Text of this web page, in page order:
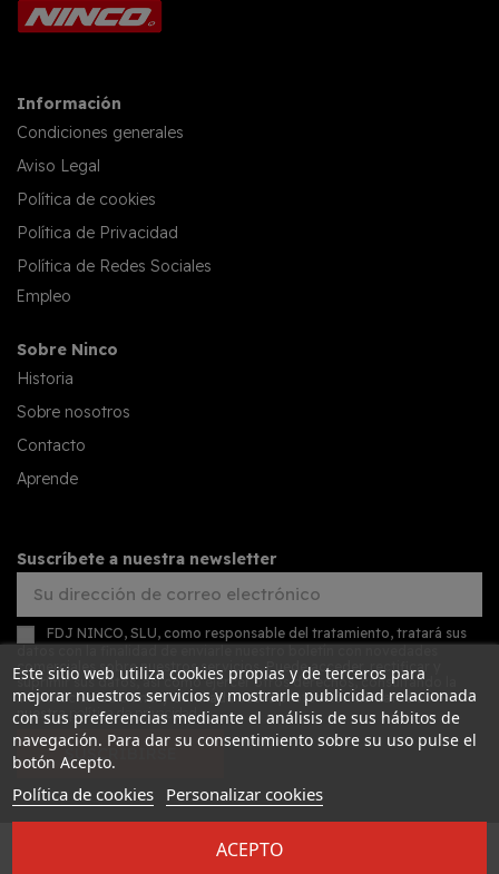
Información
Condiciones generales
Aviso Legal
Política de cookies
Política de Privacidad
Política de Redes Sociales
Empleo
Sobre Ninco
Historia
Sobre nosotros
Contacto
Aprende
Suscríbete a nuestra newsletter
FDJ NINCO, SLU, como responsable del tratamiento, tratará sus
comerciales sobre nuestros servicios. Puede acceder, rectificar y
suprimir sus datos, así como ejercer otros derechos, consultando la
información adicional y detallada sobre protección de datos en
nuestra política de privacidad
SUSCRIBIRSE
Desarrollado por
Este sitio web utiliza cookies propias y de terceros para
mejorar nuestros servicios y mostrarle publicidad relacionada
con sus preferencias mediante el análisis de sus hábitos de
navegación. Para dar su consentimiento sobre su uso pulse el
botón Acepto.
Política de cookies Personalizar cookies
ACEPTO